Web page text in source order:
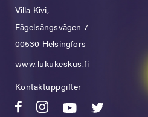
Villa Kivi,
Fågelsångsvägen 7
00530 Helsingfors
www.lukukeskus.fi
Kontaktuppgifter